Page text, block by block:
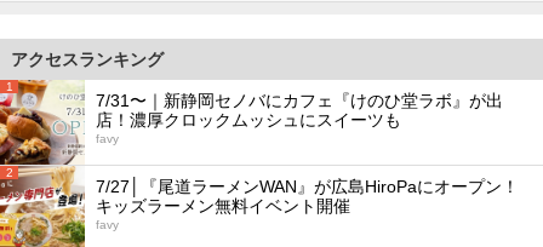
アクセスランキング
1
7/31〜｜新静岡セノバにカフェ『けのひ堂ラボ』が出
店！濃厚クロックムッシュにスイーツも
favy
2
7/27│『尾道ラーメンWAN』が広島HiroPaにオープン！
キッズラーメン無料イベント開催
favy